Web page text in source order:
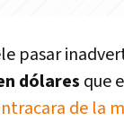
pasar
dólares que
de la